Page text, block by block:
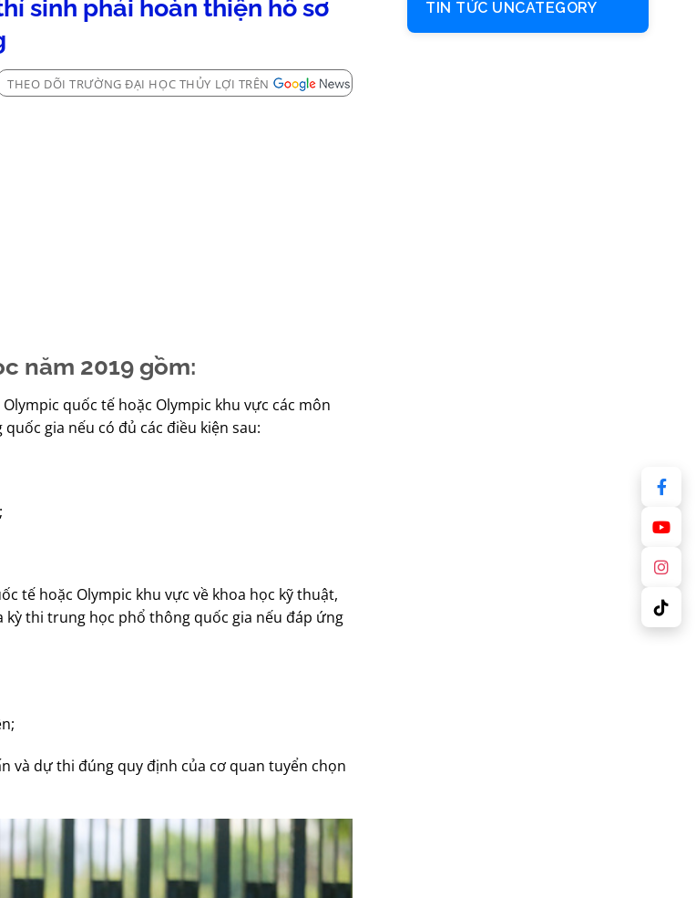
sinh phải hoàn thiện hồ sơ
THEO DÕI TRƯỜNG ĐẠI HỌC THỦY LỢI TRÊN
năm 2019 gồm:
quốc tế hoặc Olympic khu vực các môn
gia nếu có đủ các điều kiện sau:
tế hoặc Olympic khu vực về khoa học kỹ thuật,
thi trung học phổ thông quốc gia nếu đáp ứng
và dự thi đúng quy định của cơ quan tuyển chọn
TIN TỨC UNCATEGORY